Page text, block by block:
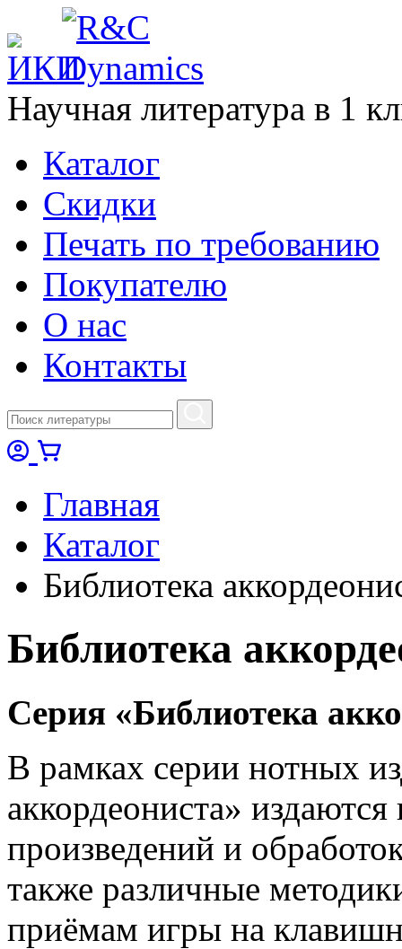
Научная литература в 1
Каталог
Cкидки
Печать по требованию
Покупателю
О нас
Контакты
Главная
Каталог
Библиотека
Библиотека
Серия «Библиотека
В рамках серии нотных
аккордеониста»
произведений и
также различные
приёмам игры на